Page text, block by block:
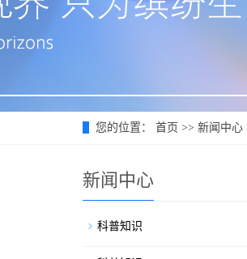
您的位置： 首页 >> 新闻中心
新闻中心
科普知识